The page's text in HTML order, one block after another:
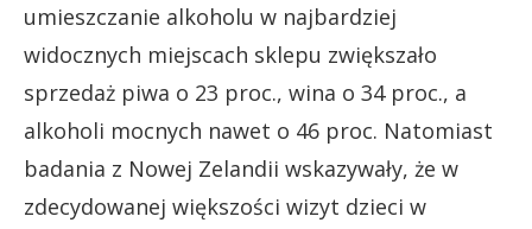
umieszczanie alkoholu w najbardziej
widocznych miejscach sklepu zwiększało
sprzedaż piwa o 23 proc., wina o 34 proc., a
alkoholi mocnych nawet o 46 proc. Natomiast
badania z Nowej Zelandii wskazywały, że w
zdecydowanej większości wizyt dzieci w